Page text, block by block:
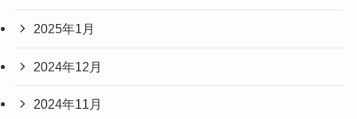
2025年1月
2024年12月
2024年11月